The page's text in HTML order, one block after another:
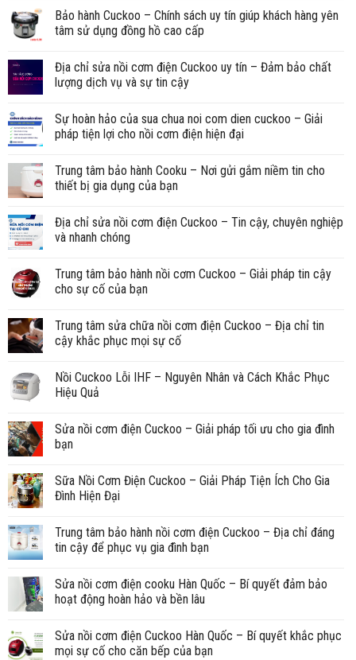
Bảo hành Cuckoo – Chính sách uy tín giúp khách hàng yên
tâm sử dụng đồng hồ cao cấp
Địa chỉ sửa nồi cơm điện Cuckoo uy tín – Đảm bảo chất
lượng dịch vụ và sự tin cậy
Sự hoàn hảo của sua chua noi com dien cuckoo – Giải
pháp tiện lợi cho nồi cơm điện hiện đại
Trung tâm bảo hành Cooku – Nơi gửi gắm niềm tin cho
thiết bị gia dụng của bạn
Địa chỉ sửa nồi cơm điện Cuckoo – Tin cậy, chuyên nghiệp
và nhanh chóng
Trung tâm bảo hành nồi cơm Cuckoo – Giải pháp tin cậy
cho sự cố của bạn
Trung tâm sửa chữa nồi cơm điện Cuckoo – Địa chỉ tin
cậy khắc phục mọi sự cố
Nồi Cuckoo Lỗi IHF – Nguyên Nhân và Cách Khắc Phục
Hiệu Quả
Sửa nồi cơm điện Cuckoo – Giải pháp tối ưu cho gia đình
bạn
Sữa Nồi Cơm Điện Cuckoo – Giải Pháp Tiện Ích Cho Gia
Đình Hiện Đại
Trung tâm bảo hành nồi cơm điện Cuckoo – Địa chỉ đáng
tin cậy để phục vụ gia đình bạn
Sửa nồi cơm điện cooku Hàn Quốc – Bí quyết đảm bảo
hoạt động hoàn hảo và bền lâu
Sửa nồi cơm điện Cuckoo Hàn Quốc – Bí quyết khắc phục
mọi sự cố cho căn bếp của bạn